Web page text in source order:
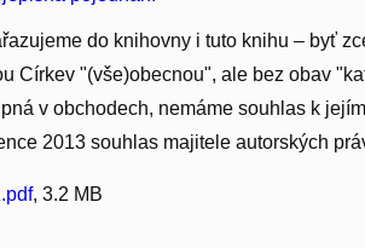
do knihovny i tuto knihu – byť
Církev "(vše)obecnou", ale bez obav
v obchodech, nemáme souhlas k
2013 souhlas majitele autorských
, 3.2 MB